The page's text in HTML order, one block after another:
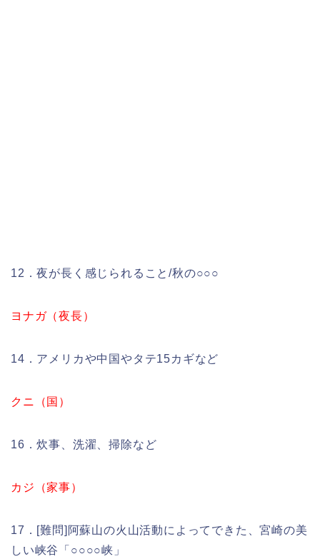
12．夜が長く感じられること/秋の○○○
ヨナガ（夜長）
14．アメリカや中国やタテ15カギなど
クニ（国）
16．炊事、洗濯、掃除など
カジ（家事）
17．[難問]阿蘇山の火山活動によってできた、宮崎の美
しい峡谷「○○○○峡」